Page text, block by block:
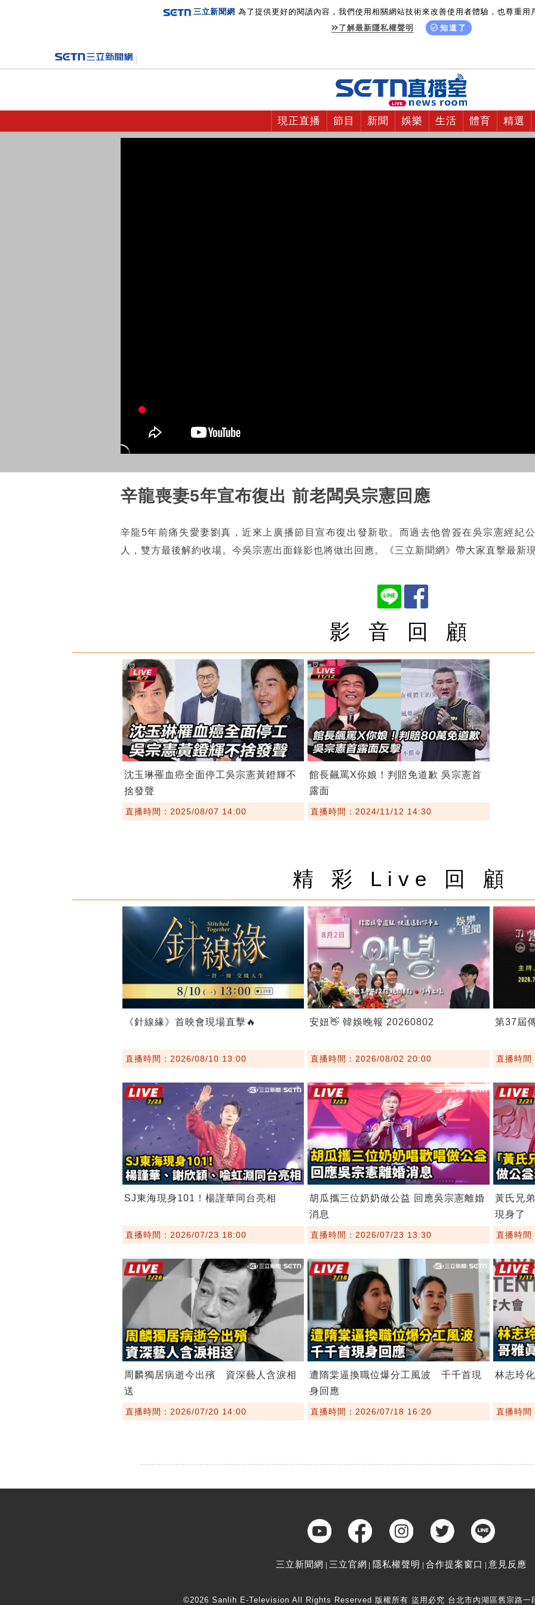
三立新聞網 為了提供更好的閱讀內容，我們使用相關網站技術來改善使用者體驗，也尊重用
了解最新隱私權聲明
知道了
現正直播 節目 新聞 娛樂 生活 體育 精選
辛龍喪妻5年宣布復出 前老闆吳宗憲回應
辛龍5年前痛失愛妻劉真，近來上廣播節目宣布復出發新歌。而過去他曾簽在吳宗憲經紀
人，雙方最後解約收場。今吳宗憲出面錄影也將做出回應。《三立新聞網》帶大家直擊最新
影 音 回 顧
沈玉琳罹血癌全面停工吳宗憲黃鐙輝不
捨發聲
直播時間：2025/08/07 14:00
館長飆罵X你娘！判賠免道歉 吳宗憲首
露面
直播時間：2024/11/12 14:30
精 彩 Live 回 顧
《針線緣》首映會現場直擊🔥
直播時間：2026/08/10 13:00
安妞👋 韓娛晚報 20260802
直播時間：2026/08/02 20:00
第37屆
直播時
SJ東海現身101！楊謹華同台亮相
直播時間：2026/07/23 18:00
胡瓜攜三位奶奶做公益 回應吳宗憲離婚
消息
直播時間：2026/07/23 13:30
黃氏兄
現身了
直播時
周麟獨居病逝今出殯 資深藝人含淚相
送
直播時間：2026/07/20 14:00
遭隋棠逼換職位爆分工風波 千千首現
身回應
直播時間：2026/07/18 16:20
林志玲
直播時
三立新聞網 三立官網 隱私權聲明 合作提案窗口 意見反應
©2026 Sanlih E-Television All Rights Reserved 版權所有 盜用必究 台北市內湖區舊宗路一